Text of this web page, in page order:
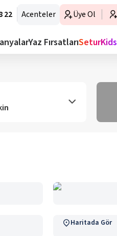
22 Acenteler Üye Ol
Yaz FırsatlarıSeturKids
Haritada Gör